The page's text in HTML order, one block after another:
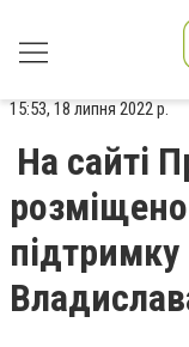
15:53, 18 липня 2022 р.
На сайті